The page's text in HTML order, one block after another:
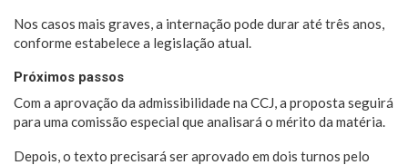
Nos casos mais graves, a internação pode durar até três anos,
conforme estabelece a legislação atual.
Próximos passos
Com a aprovação da admissibilidade na CCJ, a proposta seguirá
para uma comissão especial que analisará o mérito da matéria.
Depois, o texto precisará ser aprovado em dois turnos pelo